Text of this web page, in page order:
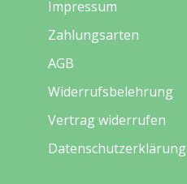
Impressum
Zahlungsarten
AGB
Widerrufsbelehrung
Vertrag widerrufen
Datenschutzerklärung